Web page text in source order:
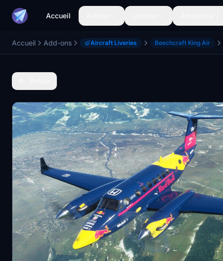
Accueil
Accueil Add-ons Aircraft Liveries Beechcraft King Air